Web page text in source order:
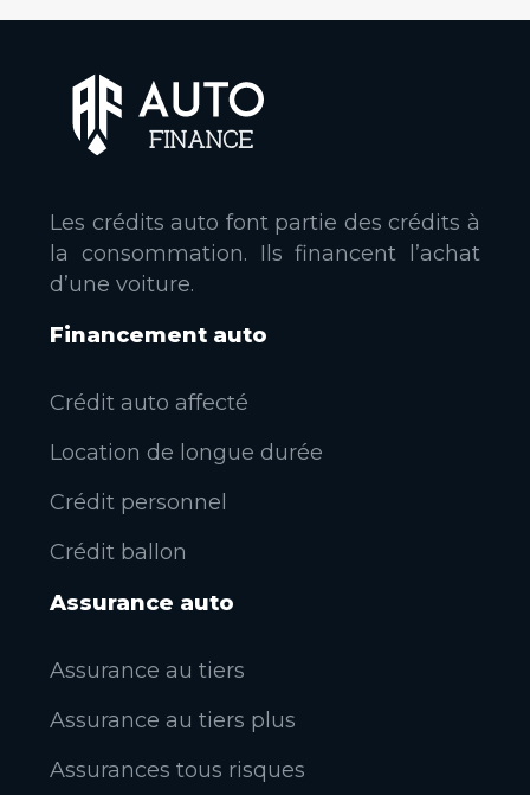
Les crédits auto font partie des crédits à
la consommation. Ils financent l’achat
d’une voiture.
Financement auto
Crédit auto affecté
Location de longue durée
Crédit personnel
Crédit ballon
Assurance auto
Assurance au tiers
Assurance au tiers plus
Assurances tous risques